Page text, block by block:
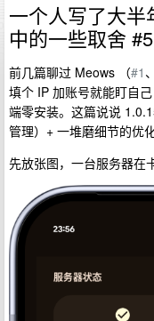
一个人写了大半
中的一些取舍 #5
前几篇聊过 Meows （#1 、
填个 IP 加账号就能盯自
端零安装。这篇说说
管理）+ 一堆磨细节的优化
先放张图，一台服务器在